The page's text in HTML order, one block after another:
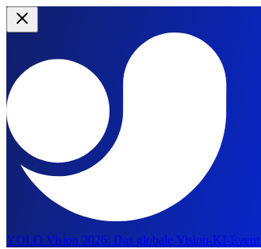
YOLO Vision 2026: Das globale Vision-KI-